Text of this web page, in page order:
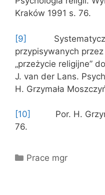
Kraków 1991 s. 76.
[9]
przypisywanych
„przeżycie religijne”
J. van der Lans.
H. Grzymała
[10]
Por. H.
76.
Kategorie
Prace mgr